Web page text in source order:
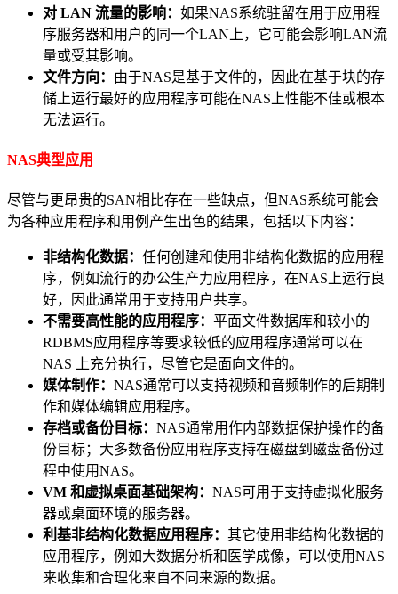
对 LAN 流量的影响： 如果NAS系统驻留在用于应用程
序服务器和用户的同一个LAN上，它可能会影响LAN流
量或受其影响。
文件方向： 由于NAS是基于文件的，因此在基于块的存
储上运行最好的应用程序可能在NAS上性能不佳或根本
无法运行。
NAS典型应用
尽管与更昂贵的SAN相比存在一些缺点，但NAS系统可能会
为各种应用程序和用例产生出色的结果，包括以下内容：
非结构化数据： 任何创建和使用非结构化数据的应用程
序，例如流行的办公生产力应用程序，在NAS上运行良
好，因此通常用于支持用户共享。
不需要高性能的应用程序： 平面文件数据库和较小的
RDBMS应用程序等要求较低的应用程序通常可以在
NAS 上充分执行，尽管它是面向文件的。
媒体制作： NAS通常可以支持视频和音频制作的后期制
作和媒体编辑应用程序。
存档或备份目标： NAS通常用作内部数据保护操作的备
份目标；大多数备份应用程序支持在磁盘到磁盘备份过
程中使用NAS。
VM 和虚拟桌面基础架构： NAS可用于支持虚拟化服务
器或桌面环境的服务器。
利基非结构化数据应用程序： 其它使用非结构化数据的
应用程序，例如大数据分析和医学成像，可以使用NAS
来收集和合理化来自不同来源的数据。